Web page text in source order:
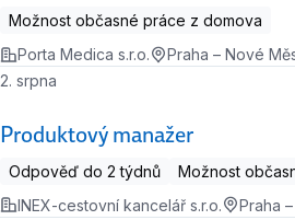
Možnost občasné práce z domova
Porta Medica s.r.o.
Praha – Nové
Produktový manažer
2. srpna
Odpověď do 2 týdnů
Možnost
INEX-cestovní kancelář s.r.o.
Praha